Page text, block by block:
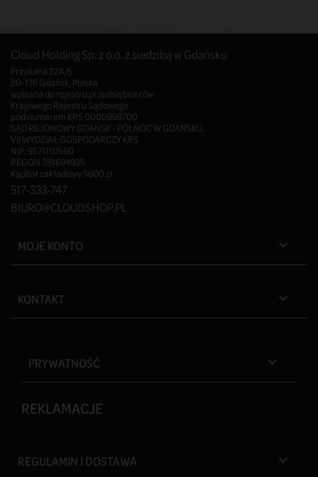
Cloud Holding Sp. z o.o. z siedzibą w Gdańsku
Przytulna 22A/5
80-176 Gdańsk, Polska
wpisana do rejestru przedsiębiorców
Krajowego Rejestru Sądowego
pod numerem KRS 0000998700
SĄD REJONOWY GDAŃSK - PÓŁNOC W GDAŃSKU,
VII WYDZIAŁ GOSPODARCZY KRS
NIP: 9571110560
REGON 381694935
Kapitał zakładowy 5600 zł
517-333-747
BIURO@CLOUDSHOP.PL
MOJE KONTO 
KONTAKT 
PRYWATNOŚĆ 
REKLAMACJE
REGULAMIN I DOSTAWA 